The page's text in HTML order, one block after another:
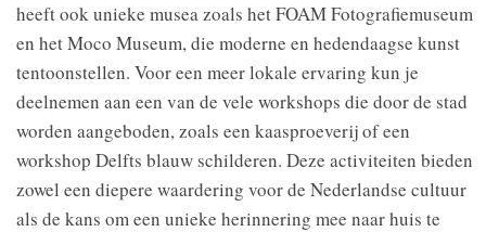
heeft ook unieke musea zoals het FOAM Fotografiemuseum
en het Moco Museum, die moderne en hedendaagse kunst
tentoonstellen. Voor een meer lokale ervaring kun je
deelnemen aan een van de vele workshops die door de stad
worden aangeboden, zoals een kaasproeverij of een
workshop Delfts blauw schilderen. Deze activiteiten bieden
zowel een diepere waardering voor de Nederlandse cultuur
als de kans om een unieke herinnering mee naar huis te